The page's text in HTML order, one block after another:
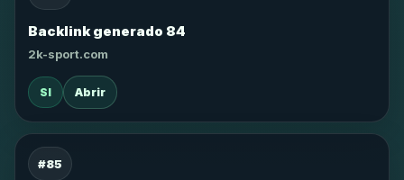
Backlink generado 84
2k-sport.com
SI Abrir
#85